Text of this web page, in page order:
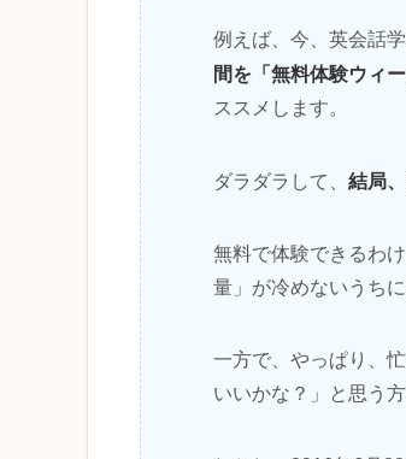
例えば、今、英会話
間を「無料体験ウィ
ススメします。
ダラダラして、 結局
無料で体験できるわ
量」が冷めないうち
一方で、やっぱり、
いいかな？」と思う